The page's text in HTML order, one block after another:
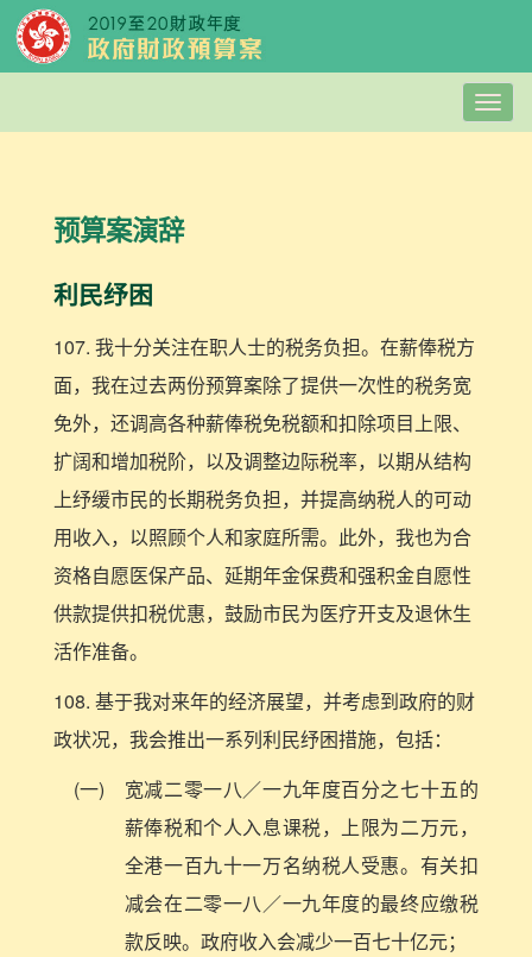
预算案演辞
利民纾困
107. 我十分关注在职人士的税务负担。在薪俸税方
面，我在过去两份预算案除了提供一次性的税务宽
免外，还调高各种薪俸税免税额和扣除项目上限、
扩阔和增加税阶，以及调整边际税率，以期从结构
上纾缓市民的长期税务负担，并提高纳税人的可动
用收入，以照顾个人和家庭所需。此外，我也为合
资格自愿医保产品、延期年金保费和强积金自愿性
供款提供扣税优惠，鼓励市民为医疗开支及退休生
活作准备。
108. 基于我对来年的经济展望，并考虑到政府的财
政状况，我会推出一系列利民纾困措施，包括：
(一)
宽减二零一八／一九年度百分之七十五的
薪俸税和个人入息课税，上限为二万元，
全港一百九十一万名纳税人受惠。有关扣
减会在二零一八／一九年度的最终应缴税
款反映。政府收入会减少一百七十亿元；